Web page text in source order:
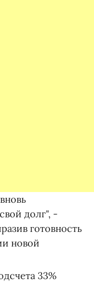
долг", -
готовность
новой
33%